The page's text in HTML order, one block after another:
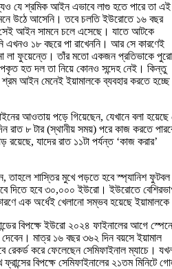
যে শ্রমিক আইন এভাবে লাগু হতে পারে তা এই
উঠে আসেনি। তবে চলতি ইউরোতে ১৬ বছর
সেই আইন সামনে চলে এসেছে। যাতে আটকে
এখনও ১৮ বছরে পা রাখেননি। আর সে কারণেই
লা ফুয়েন্তে। তাঁর মতো একজন প্রতিভাকে পুরো
হত দল তা নিয়ে কোনও সন্দেহ নেই। কিন্তু
আইন মেনেই ইয়ামালকে ব্যবহার করতে হচ্ছে
আওতায় পড়ে গিয়েছেন, যেখানে বলা হয়েছে
রাত ৮ টার (স্থানীয় সময়) পরে কাজ করতে
রয়েছে, যাদের রাত ১১টা পর্যন্ত ‘কাজ করার’
তাহলে শাস্তির মুখে পড়তে হবে স্প্যানিশ ফুটবল
দিতে হবে ৩০,০০০ ইউরো। ইউরোতে
এক অর্ধেই খেলানো সম্ভব হয়েছে
বিপক্ষে ইউরো ২০২৪ ফাইনালের আগে
দেবেন। মাত্র ১৬ বছর ৩৬২ দিন বয়সে ইয়ামাল
রেকর্ড করে ফেলেছেন সেমিফাইনাল ম্যাচে।
বিপক্ষে সেমিফাইনালের ২১তম মিনিটে